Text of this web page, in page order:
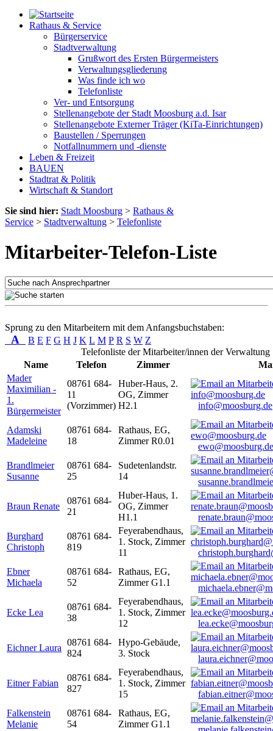
Rathaus & Service
Bürgerservice
Stadtverwaltung
Grußwort des Ersten Bürgermeisters
Verwaltungsgliederung
Was finde ich wo
Telefonliste
Ver- und Entsorgung
Stellenangebote der Stadt Moosburg a.d. Isar
Stellenangebote Externer Träger (KiTa-Einrichtungen)
Baustellen / Sperrungen
Notfallnummern und -dienste
Leben & Freizeit
BAUEN
Stadtrat & Politik
Wirtschaft & Standort
Sie sind hier: Stadt Moosburg > Rathaus &
Service > Stadtverwaltung > Telefonliste
Mitarbeiter-Telefon-Liste
Sprung zu den Mitarbeitern mit dem Anfangsbuchstaben:
A B E F G H J K L M P R S W Z
Telefonliste der Mitarbeiter/innen der Verwaltung
Name
Telefon Zimmer
Mader
Maximilian -
1.
Bürgermeister
08761 684-
11
(Vorzimmer)
Huber-Haus, 2.
OG, Zimmer
H2.1
info@moosburg.de
Adamski
Madeleine
08761 684-
18
Rathaus, EG,
Zimmer R0.01
ewo@moosburg.de
Brandlmeier
Susanne
08761 684-
25
Sudetenlandstr.
14
Braun Renate
08761 684-
21
Huber-Haus, 1.
OG, Zimmer
H1.1
Burghard
Christoph
08761 684-
819
Feyerabendhaus,
1. Stock, Zimmer
11
Ebner
Michaela
08761 684-
52
Rathaus, EG,
Zimmer G1.1
Ecke Lea
08761 684-
38
Feyerabendhaus,
1. Stock, Zimmer
12
Eichner Laura
08761 684-
824
Hypo-Gebäude,
3. Stock
Eitner Fabian
08761 684-
827
Feyerabendhaus,
1. Stock, Zimmer
15
Falkenstein
Melanie
08761 684-
54
Rathaus, EG,
Zimmer G1.1